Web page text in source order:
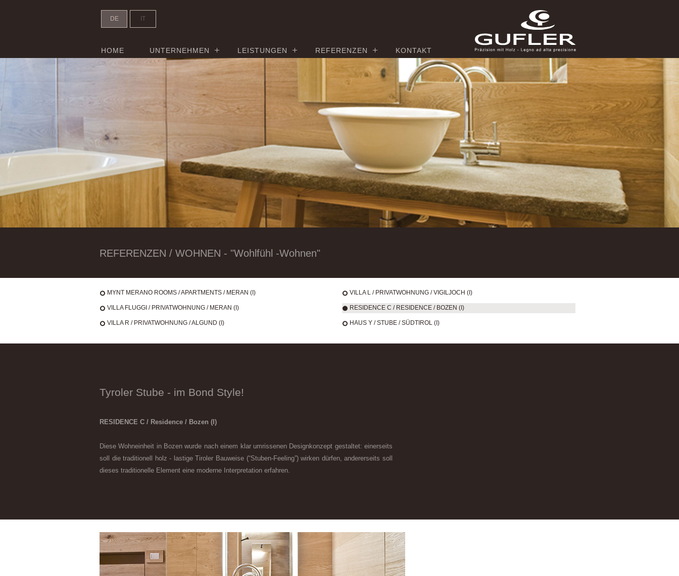
DE IT
HOME UNTERNEHMEN LEISTUNGEN REFERENZEN KONTAKT
Residence C - Header Slider - 100%
REFERENZEN / WOHNEN - "Wohlfühl -Wohnen"
MYNT MERANO ROOMS / APARTMENTS / MERAN (I) VILLA L / PRIVATWOHNUNG / VIGILJOCH (I)
VILLA FLUGGI / PRIVATWOHNUNG / MERAN (I) RESIDENCE C / RESIDENCE / BOZEN (I)
VILLA R / PRIVATWOHNUNG / ALGUND (I) HAUS Y / STUBE / SÜDTIROL (I)
Tyroler Stube - im Bond Style!
RESIDENCE C / Residence / Bozen (I)
Diese Wohneinheit in Bozen wurde nach einem klar umrissenen Designkonzept gestaltet: einerseits
soll die traditionell holz - lastige Tiroler Bauweise (“Stuben-Feeling”) wirken dürfen, andererseits soll
dieses traditionelle Element eine moderne Interpretation erfahren.